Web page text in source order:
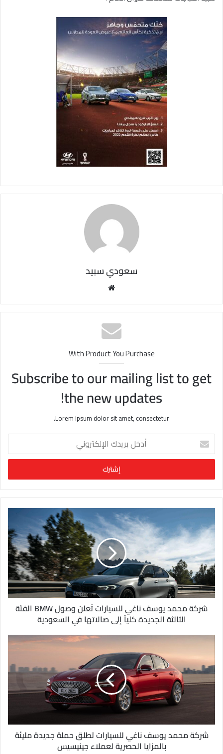
سعودي سبيد
الوي
ب
With Product You Purchase
Subscribe to our mailing list to get
the new updates!
Lorem ipsum dolor sit amet, consectetur.
خ
ب
ر
ي
د
ك
ا
إ
ل
ك
ت
ر
شركة محمد يوسف ناغي للسيارات تُعلن وصول BMW الفئة
الثالثة الجديدة كلياً إلى صالاتها في السعودية
شركة محمد يوسف ناغي للسيارات تطلق حملة جديدة مليئة
بالمزايا الحصرية لعملاء جينيسيس